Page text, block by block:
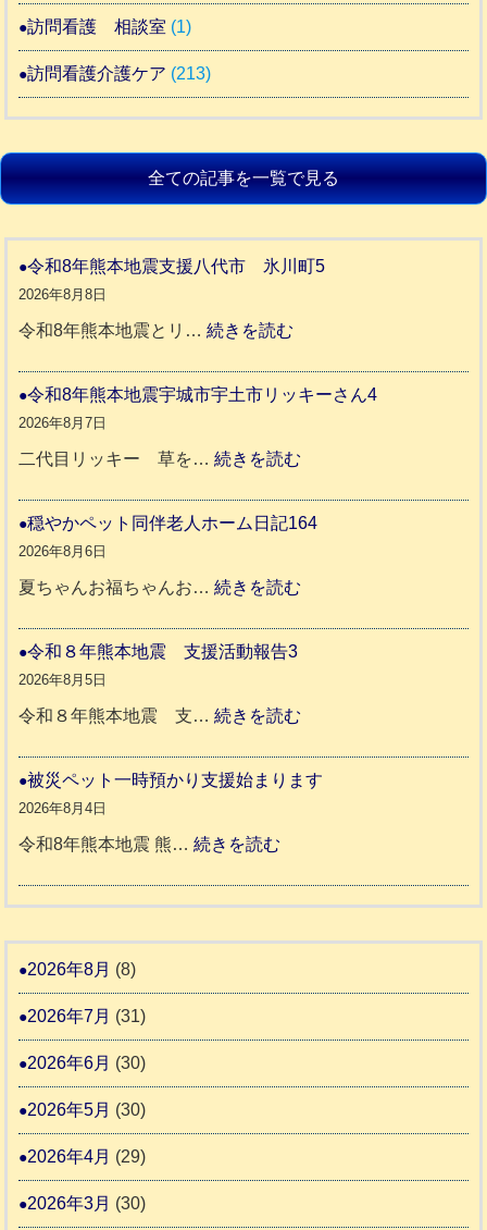
訪問看護 相談室 (1)
訪問看護介護ケア (213)
全ての記事を一覧で見る
令和8年熊本地震支援八代市 氷川町5
2026年8月8日
令和8年熊本地震とリ…続きを読む
和
年
本
援
市
氷
令和8年熊本地震宇城市宇土市リッキーさん4
2026年8月7日
二代目リッキー 草を…続きを読む
和
城
市
市
ッ
さ
穏やかペット同伴老人ホーム日記164
2026年8月6日
夏ちゃんお福ちゃんお…続きを読む
ト
人
記
4
令和８年熊本地震 支援活動報告3
2026年8月5日
令和８年熊本地震 支…続きを読む
和
被災ペット一時預かり支援始まります
2026年8月4日
令和8年熊本地震 熊…続きを読む
災
ト
預
支
2026年8月 (8)
2026年7月 (31)
2026年6月 (30)
2026年5月 (30)
2026年4月 (29)
2026年3月 (30)